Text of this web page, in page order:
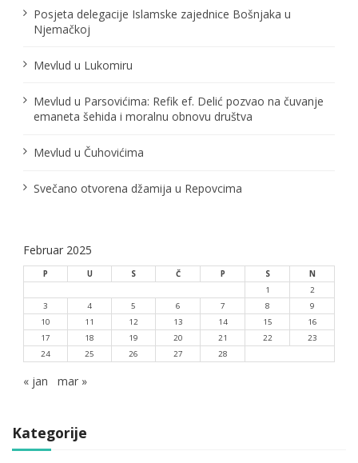
č
a
n
k
a
Posjeta delegacije Islamske zajednice Bošnjaka u
Njemačkoj
Mevlud u Lukomiru
Mevlud u Parsovićima: Refik ef. Delić pozvao na čuvanje
emaneta šehida i moralnu obnovu društva
Mevlud u Čuhovićima
Svečano otvorena džamija u Repovcima
Februar 2025
P U S Č P S
N
1
2
3
4 5 6 7 8
9
10
11 12 13 14 15
16
17
18 19 20 21 22
23
24
25 26 27 28
« jan mar »
Kategorije